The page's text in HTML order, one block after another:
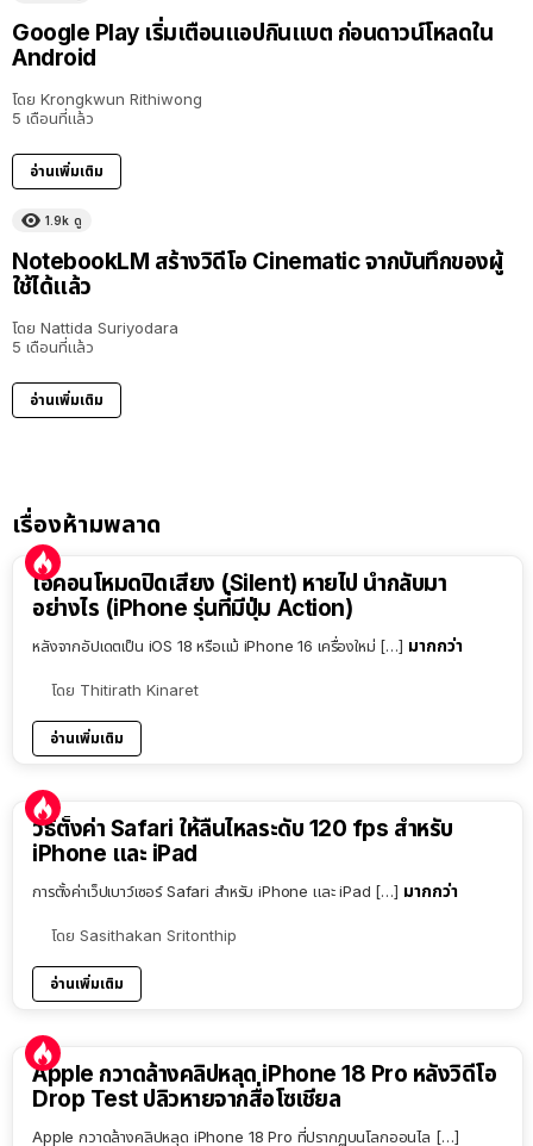
Google Play เริ่มเตือนแอปกินแบต ก่อนดาวน์โหลดใน
Android
โดย Krongkwun Rithiwong
5 เดือนที่แล้ว
อ่านเพิ่มเติม
1.9k ดู
NotebookLM สร้างวิดีโอ Cinematic จากบันทึกของผู้
ใช้ได้แล้ว
โดย Nattida Suriyodara
5 เดือนที่แล้ว
อ่านเพิ่มเติม
เรื่องห้ามพลาด
ไอคอนโหมดปิดเสียง (Silent) หายไป นำกลับมา
อย่างไร (iPhone รุ่นที่มีปุ่ม Action)
หลังจากอัปเดตเป็น iOS 18 หรือแม้ iPhone 16 เครื่องใหม่ […] มากกว่า
โดย Thitirath Kinaret
อ่านเพิ่มเติม
วิธีตั้งค่า Safari ให้ลื่นไหลระดับ 120 fps สำหรับ
iPhone และ iPad
การตั้งค่าเว็ปเบาว์เซอร์ Safari สำหรับ iPhone และ iPad […] มากกว่า
โดย Sasithakan Sritonthip
อ่านเพิ่มเติม
Apple กวาดล้างคลิปหลุด iPhone 18 Pro หลังวิดีโอ
Drop Test ปลิวหายจากสื่อโซเชียล
Apple กวาดล้างคลิปหลุด iPhone 18 Pro ที่ปรากฏบนโลกออนไล […]